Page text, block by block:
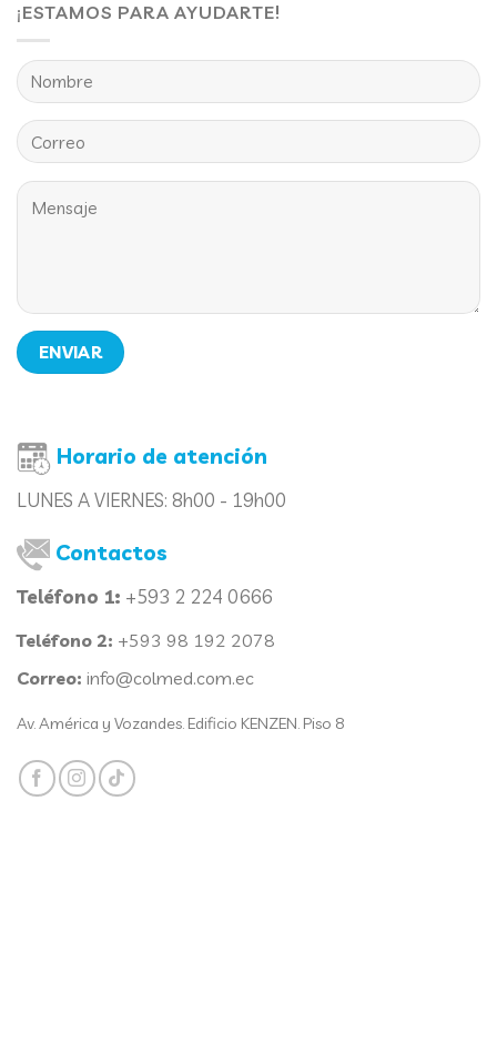
¡ESTAMOS PARA AYUDARTE!
Horario de atención
LUNES A VIERNES: 8h00 - 19h00
Contactos
Teléfono 1: +593 2 224 0666
Teléfono 2: +593 98 192 2078
Correo: info@colmed.com.ec
Av. América y Vozandes. Edificio KENZEN. Piso 8